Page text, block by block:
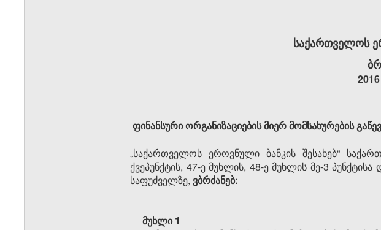
საქართველოს
ფინანსური ორგანიზაციების მიერ მომსახურების
„საქართველოს ეროვნული ბანკის შესახებ“
ქვეპუნქტის, 47-ე მუხლის, 48-ე მუხლის მე-3
საფუძველზე, ვბრძანებ:
მუხლი 1